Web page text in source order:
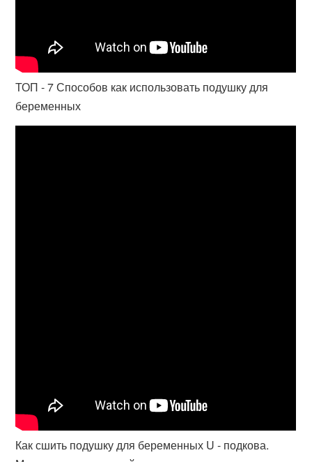
ТОП - 7 Способов как использовать подушку для
беременных
Как сшить подушку для беременных U - подкова.